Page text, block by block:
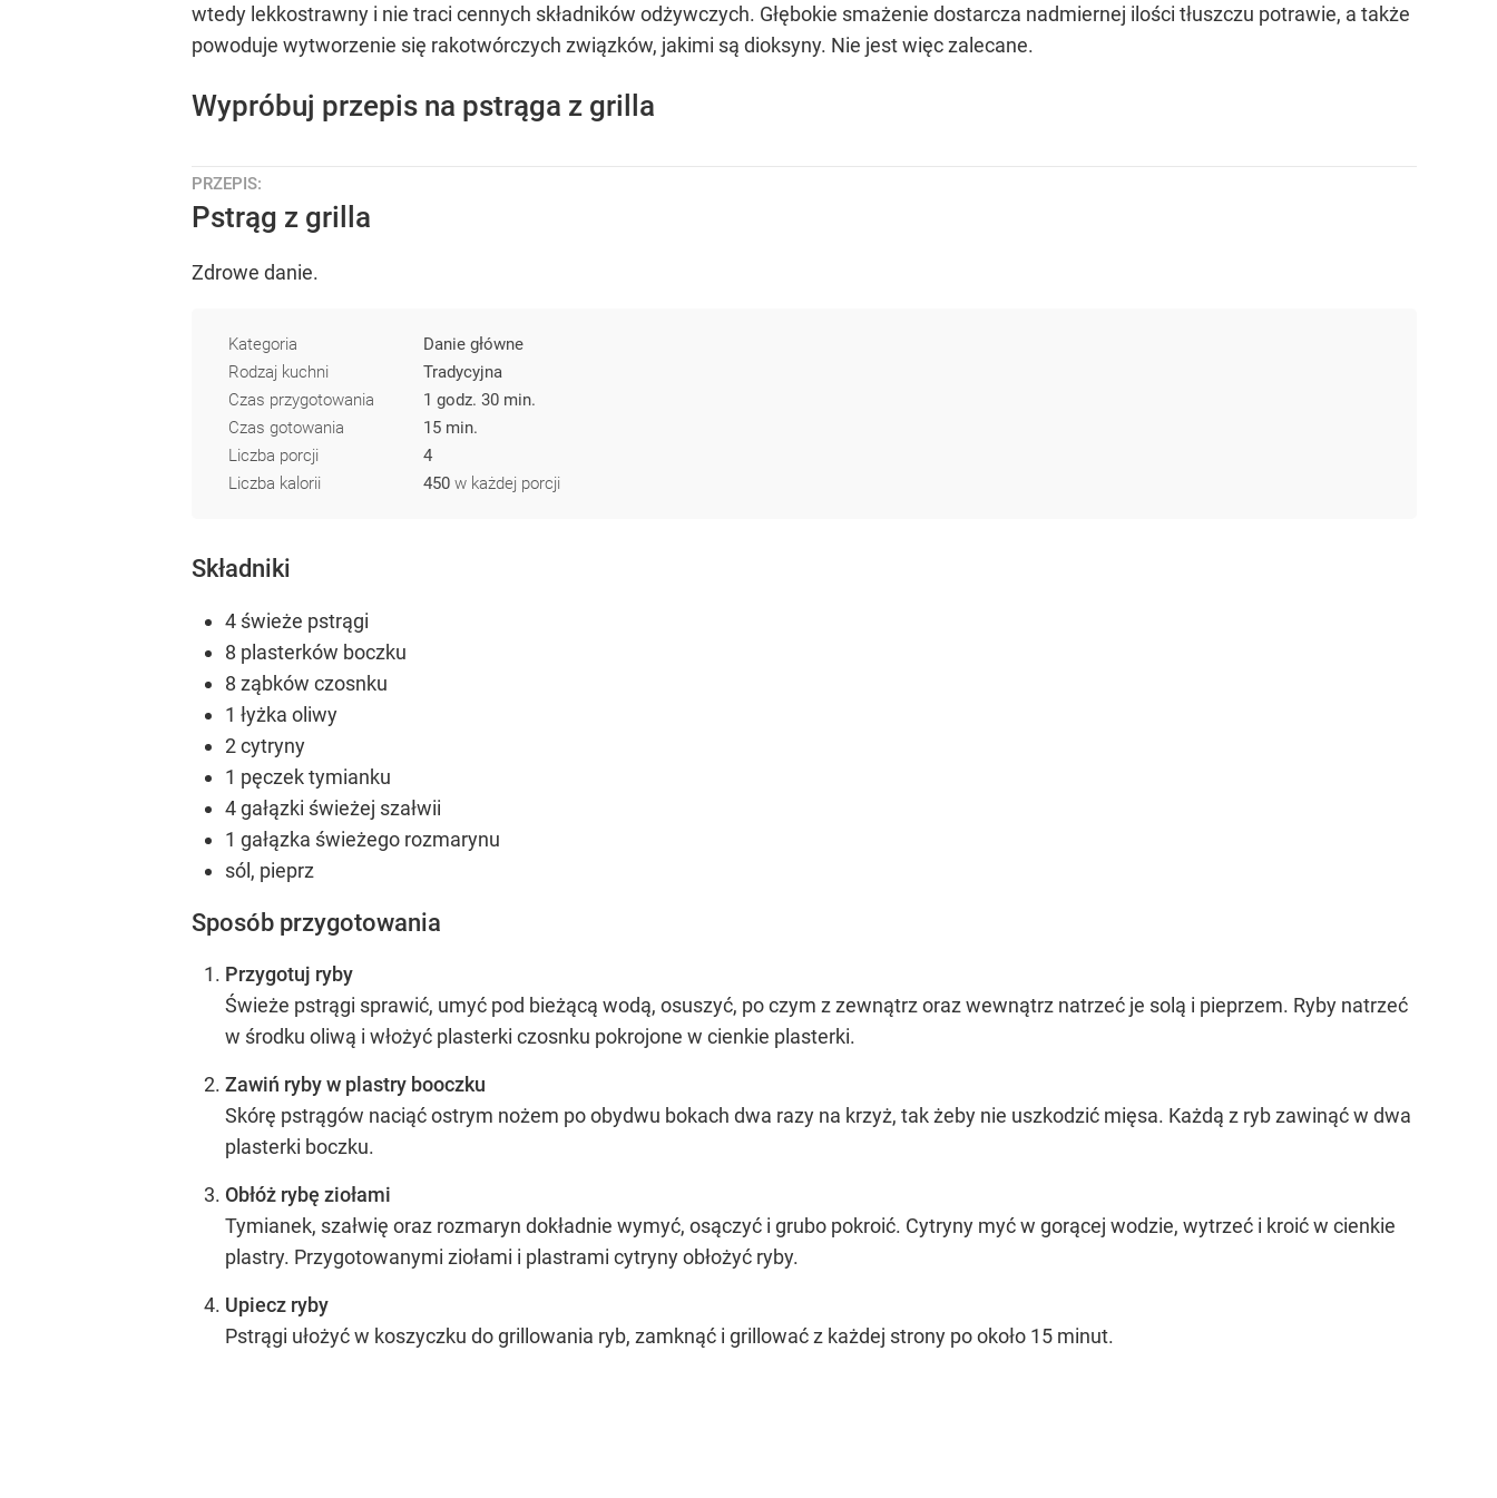
wtedy lekkostrawny i nie traci cennych składników odżywczych. Głębokie smażenie dostarcza nadmiernej ilości tłuszczu potrawie, a także
powoduje wytworzenie się rakotwórczych związków, jakimi są dioksyny. Nie jest więc zalecane.
Wypróbuj przepis na pstrąga z grilla
PRZEPIS:
Pstrąg z grilla
Zdrowe danie.
Kategoria
Danie główne
Rodzaj kuchni
Tradycyjna
Czas przygotowania
1 godz. 30 min.
Czas gotowania
15 min.
Liczba porcji
4
Liczba kalorii
450 w każdej porcji
Składniki
4 świeże pstrągi
8 plasterków boczku
8 ząbków czosnku
1 łyżka oliwy
2 cytryny
1 pęczek tymianku
4 gałązki świeżej szałwii
1 gałązka świeżego rozmarynu
sól, pieprz
Sposób przygotowania
Przygotuj ryby
Świeże pstrągi sprawić, umyć pod bieżącą wodą, osuszyć, po czym z zewnątrz oraz wewnątrz natrzeć je solą i pieprzem. Ryby natrzeć
w środku oliwą i włożyć plasterki czosnku pokrojone w cienkie plasterki.
Zawiń ryby w plastry booczku
Skórę pstrągów naciąć ostrym nożem po obydwu bokach dwa razy na krzyż, tak żeby nie uszkodzić mięsa. Każdą z ryb zawinąć w dwa
plasterki boczku.
Obłóż rybę ziołami
Tymianek, szałwię oraz rozmaryn dokładnie wymyć, osączyć i grubo pokroić. Cytryny myć w gorącej wodzie, wytrzeć i kroić w cienkie
plastry. Przygotowanymi ziołami i plastrami cytryny obłożyć ryby.
Upiecz ryby
Pstrągi ułożyć w koszyczku do grillowania ryb, zamknąć i grillować z każdej strony po około 15 minut.